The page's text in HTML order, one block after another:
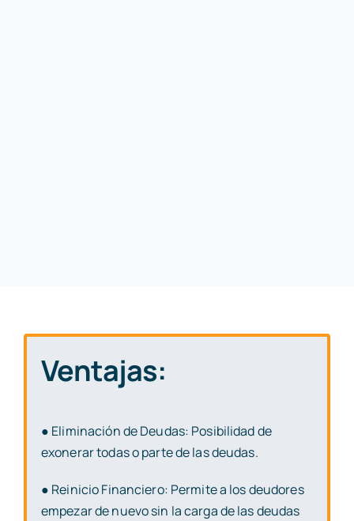
Ventajas:
● Eliminación de Deudas: Posibilidad de
exonerar todas o parte de las deudas.
● Reinicio Financiero: Permite a los deudores
empezar de nuevo sin la carga de lasdeudas